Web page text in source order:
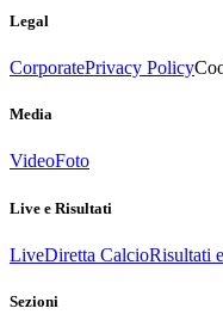
Legal
CorporatePrivacy Policy
Media
VideoFoto
Live e Risultati
LiveDiretta CalcioRisultati
Sezioni